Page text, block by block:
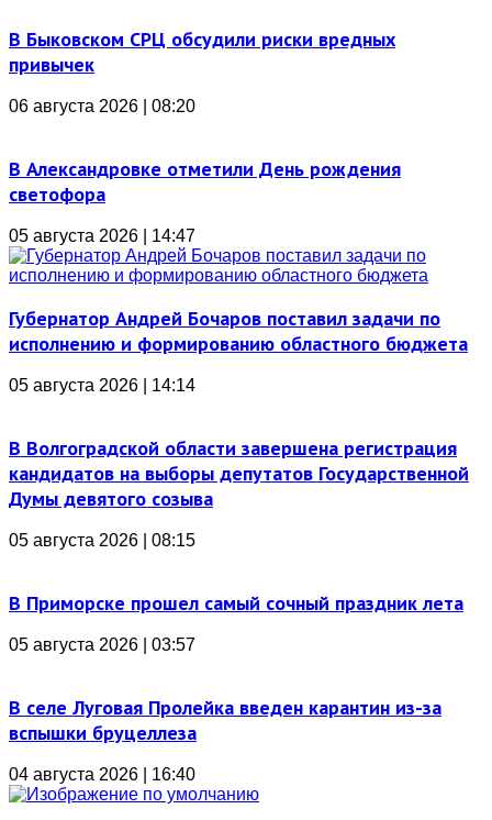
В Быковском СРЦ обсудили риски вредных
привычек
06 августа 2026 | 08:20
В Александровке отметили День рождения
светофора
05 августа 2026 | 14:47
Губернатор Андрей Бочаров поставил задачи по
исполнению и формированию областного бюджета
05 августа 2026 | 14:14
В Волгоградской области завершена регистрация
кандидатов на выборы депутатов Государственной
Думы девятого созыва
05 августа 2026 | 08:15
В Приморске прошел самый сочный праздник лета
05 августа 2026 | 03:57
В селе Луговая Пролейка введен карантин из-за
вспышки бруцеллеза
04 августа 2026 | 16:40